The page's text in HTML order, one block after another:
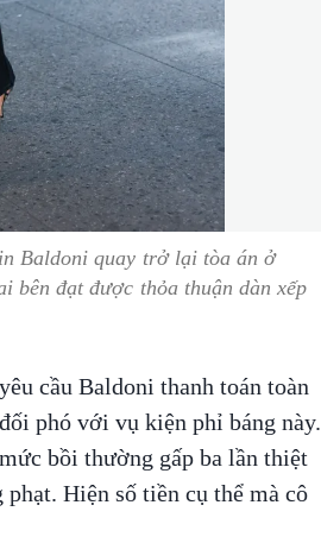
Baldoni quay trở lại tòa án ở
bên đạt được thỏa thuận dàn xếp
cầu Baldoni thanh toán toàn
phó với vụ kiện phỉ báng này.
bồi thường gấp ba lần thiệt
Hiện số tiền cụ thể mà cô